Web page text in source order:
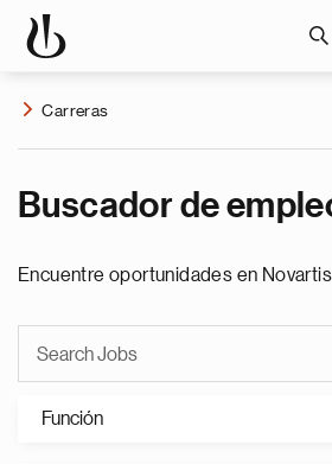
Carreras
Buscador de
Encuentre oportunidades en
Función